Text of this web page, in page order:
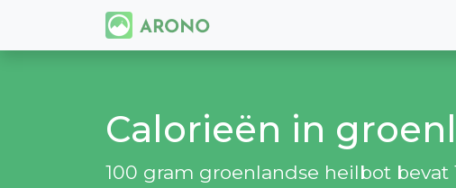
Calorieën in
100 gram groenlandse heilbot